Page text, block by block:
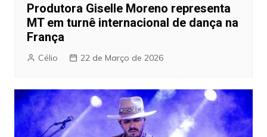
Produtora Giselle Moreno representa
MT em turnê internacional de dança na
França
Célio 22 de Março de 2026